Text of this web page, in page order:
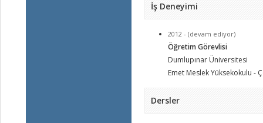
İş Deneyimi
2012 - (devam ediyor)
Öğretim Görevlisi
Dumlupınar Üniversitesi
Emet Meslek Yüksekokulu -
Dersler